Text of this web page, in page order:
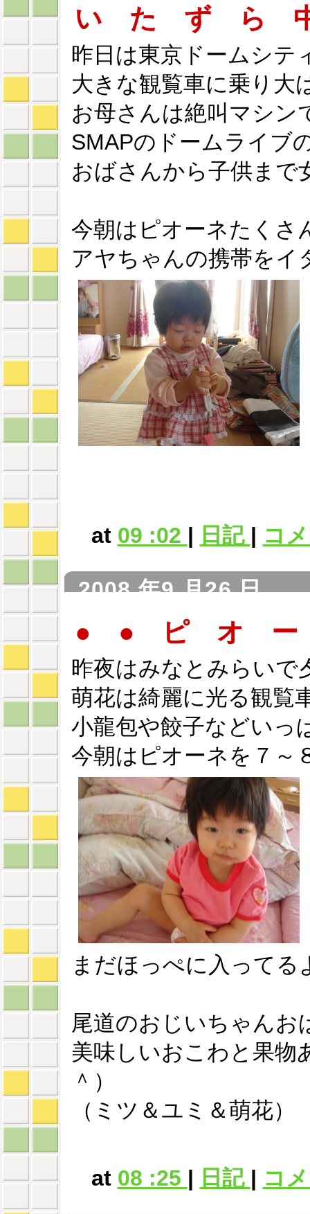
い た ず ら
昨日は東京ドームシテ
大きな観覧車に乗り大
お母さんは絶叫マシン
SMAPのドームライブ
おばさんから子供まで
今朝はピオーネたくさ
アヤちゃんの携帯をイ
at 09 :02 | 日記 | コ
2008 年9 月26 日
● ● ピ オ
昨夜はみなとみらいで
萌花は綺麗に光る観覧
小龍包や餃子などいっ
今朝はピオーネを７～
まだほっぺに入ってる
尾道のおじいちゃんお
美味しいおこわと果物
＾）
（ミツ＆ユミ＆萌花）
at 08 :25 | 日記 | コ